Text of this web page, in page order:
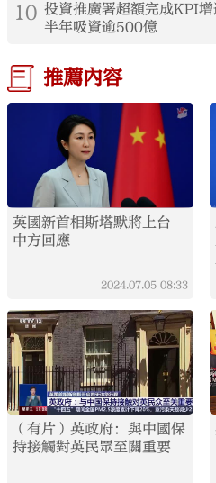
10 投資推廣署超額完成KPI
半年吸資逾500億
推薦內容
英國新首相斯塔默將上台
中方回應
2024.07.05 08:33
（有片）英政府：與中國保
持接觸對英民眾至關重要